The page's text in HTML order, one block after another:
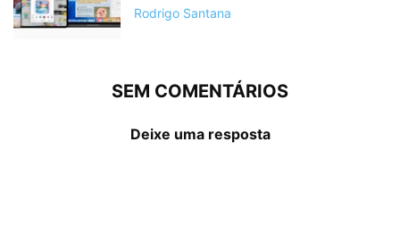
Rodrigo Santana
SEM COMENTÁRIOS
Deixe uma resposta